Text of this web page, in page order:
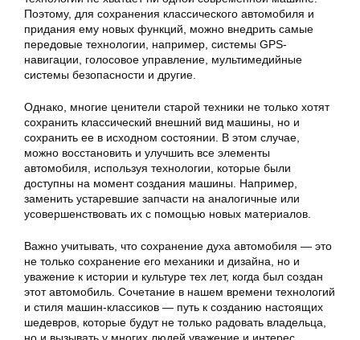
Поэтому, для сохранения классического автомобиля и
придания ему новых функций, можно внедрить самые
передовые технологии, например, системы GPS-
навигации, голосовое управление, мультимедийные
системы безопасности и другие.
Однако, многие ценители старой техники не только хотят
сохранить классический внешний вид машины, но и
сохранить ее в исходном состоянии. В этом случае,
можно восстановить и улучшить все элементы
автомобиля, используя технологии, которые были
доступны на момент создания машины. Например,
заменить устаревшие запчасти на аналогичные или
усовершенствовать их с помощью новых материалов.
Важно учитывать, что сохранение духа автомобиля — это
не только сохранение его механики и дизайна, но и
уважение к истории и культуре тех лет, когда был создан
этот автомобиль. Сочетание в нашем времени технологий
и стиля машин-классиков — путь к созданию настоящих
шедевров, которые будут не только радовать владельца,